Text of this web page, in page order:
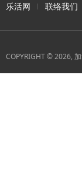
乐活网 联络我们
COPYRIGHT © 2026,